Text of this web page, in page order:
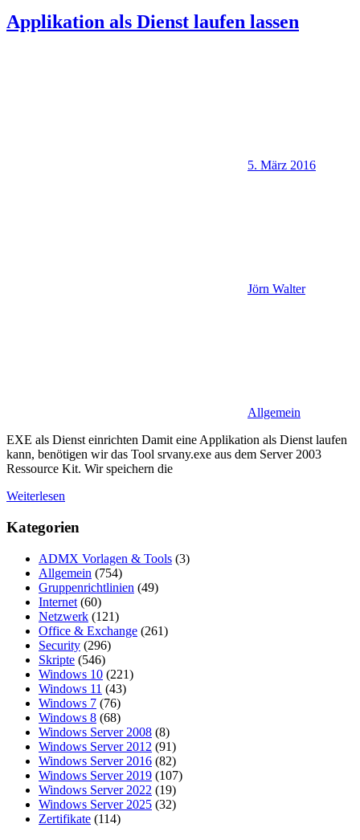
Applikation als Dienst laufen lassen
5. März 2016
Jörn Walter
Allgemein
EXE als Dienst einrichten Damit eine Applikation als Dienst laufen
kann, benötigen wir das Tool srvany.exe aus dem Server 2003
Ressource Kit. Wir speichern die
Weiterlesen
Kategorien
ADMX Vorlagen & Tools (3)
Allgemein (754)
Gruppenrichtlinien (49)
Internet (60)
Netzwerk (121)
Office & Exchange (261)
Security (296)
Skripte (546)
Windows 10 (221)
Windows 11 (43)
Windows 7 (76)
Windows 8 (68)
Windows Server 2008 (8)
Windows Server 2012 (91)
Windows Server 2016 (82)
Windows Server 2019 (107)
Windows Server 2022 (19)
Windows Server 2025 (32)
Zertifikate (114)